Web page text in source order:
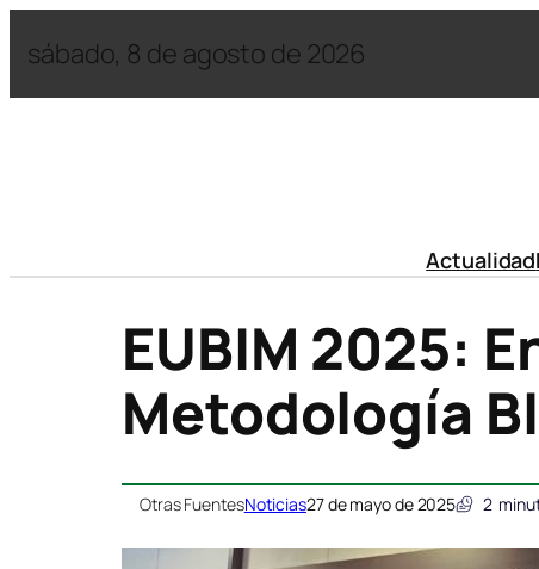
sábado, 8 de agosto de 2026
Actualidad
EUBIM 2025:
Metodología
Otras FuentesNoticias27 de mayo de 2025 2